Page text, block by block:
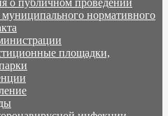
муниципального нормативного
площадки,